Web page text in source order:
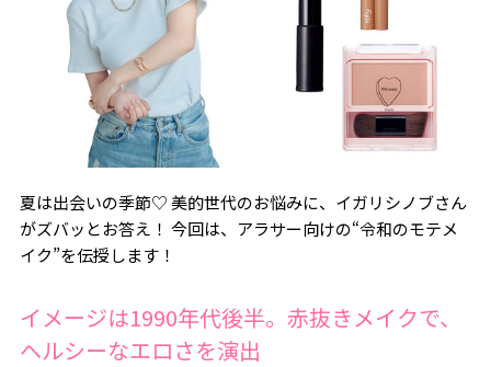
夏は出会いの季節♡ 美的世代のお悩みに、イガリシノブさん
がズバッとお答え！ 今回は、アラサー向けの“令和のモテメ
イク”を伝授します！
イメージは1990年代後半。赤抜きメイクで、
ヘルシーなエロさを演出